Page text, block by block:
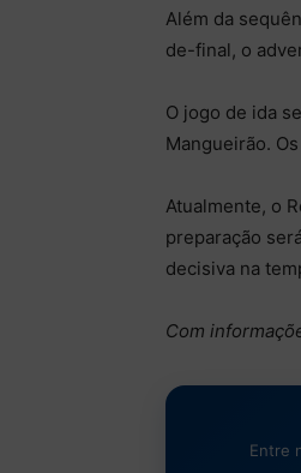
Além da
de-final, o
O jogo de ida
Mangueirão.
Atualmente, o
preparação
decisiva na
Com
Entre